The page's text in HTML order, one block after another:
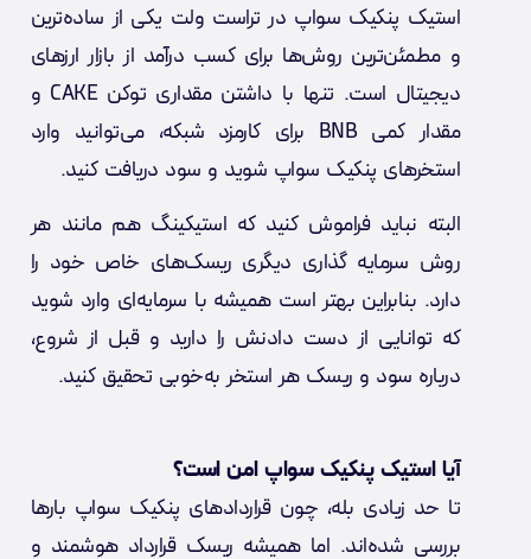
استیک پنکیک سواپ در تراست ولت یکی از ساده‌ترین
و مطمئن‌ترین روش‌ها برای کسب درآمد از بازار ارزهای
دیجیتال است. تنها با داشتن مقداری توکن CAKE و
مقدار کمی BNB برای کارمزد شبکه، می‌توانید وارد
استخرهای پنکیک سواپ شوید و سود دریافت کنید.
البته نباید فراموش کنید که استیکینگ هم مانند هر
روش سرمایه گذاری دیگری ریسک‌های خاص خود را
دارد. بنابراین بهتر است همیشه با سرمایه‌ای وارد شوید
که توانایی از دست دادنش را دارید و قبل از شروع،
درباره سود و ریسک هر استخر به‌خوبی تحقیق کنید.
آیا استیک پنکیک سواپ امن است؟
تا حد زیادی بله، چون قراردادهای پنکیک سواپ بارها
بررسی شده‌اند. اما همیشه ریسک قرارداد هوشمند و